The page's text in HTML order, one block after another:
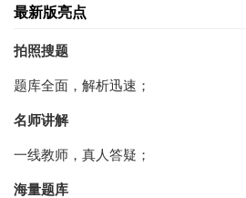
最新版亮点
拍照搜题
题库全面，解析迅速；
名师讲解
一线教师，真人答疑；
海量题库